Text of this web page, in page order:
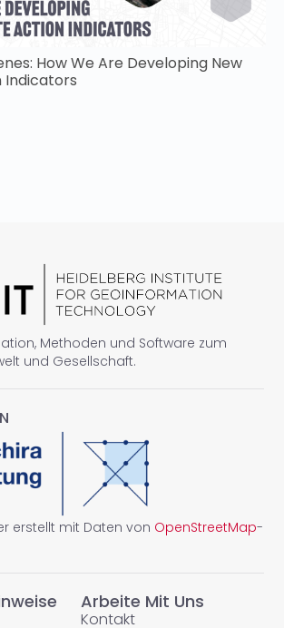
How We Are Developing New
Indicators
Methoden und Software zum
und Gesellschaft.
Arbeite Mit Uns
Kontakt
erstellt mit Daten von OpenStreetMap-